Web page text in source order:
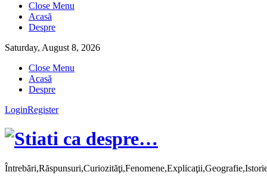
Close Menu
Acasă
Despre
Saturday, August 8, 2026
Close Menu
Acasă
Despre
LoginRegister